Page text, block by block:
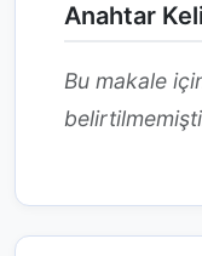
Anahtar
Bu makale